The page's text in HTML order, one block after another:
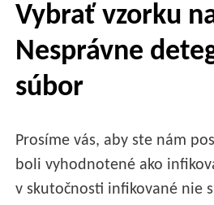
Vybrať vzorku
Nesprávne
súbor
Prosíme vás, aby ste nám
boli vyhodnotené ako
v skutočnosti infikované nie